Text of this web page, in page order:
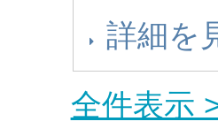
詳細を
全件表示